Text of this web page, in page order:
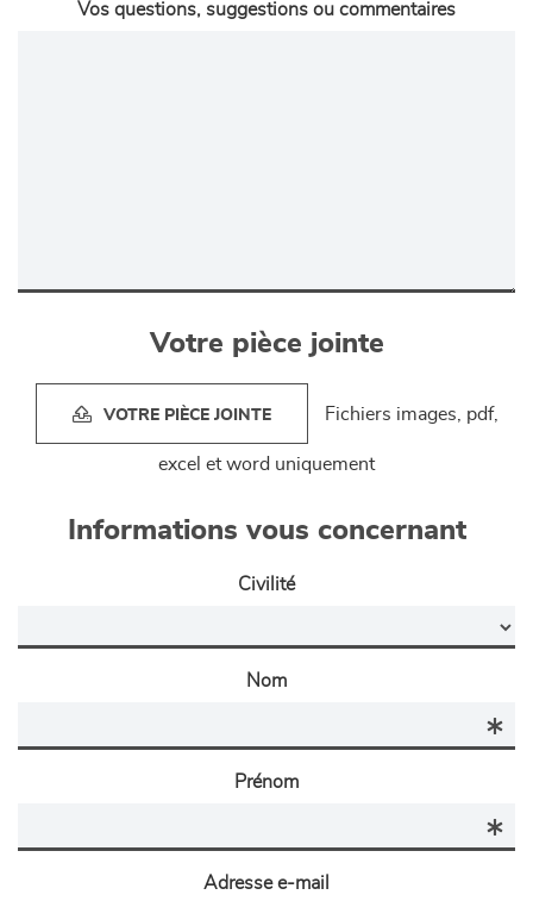
Vos questions, suggestions ou commentaires
Votre pièce jointe
VOTRE PIÈCE JOINTE Fichiers images, pdf,
excel et word uniquement
Informations vous concernant
Civilité
Nom
Prénom
Adresse e-mail